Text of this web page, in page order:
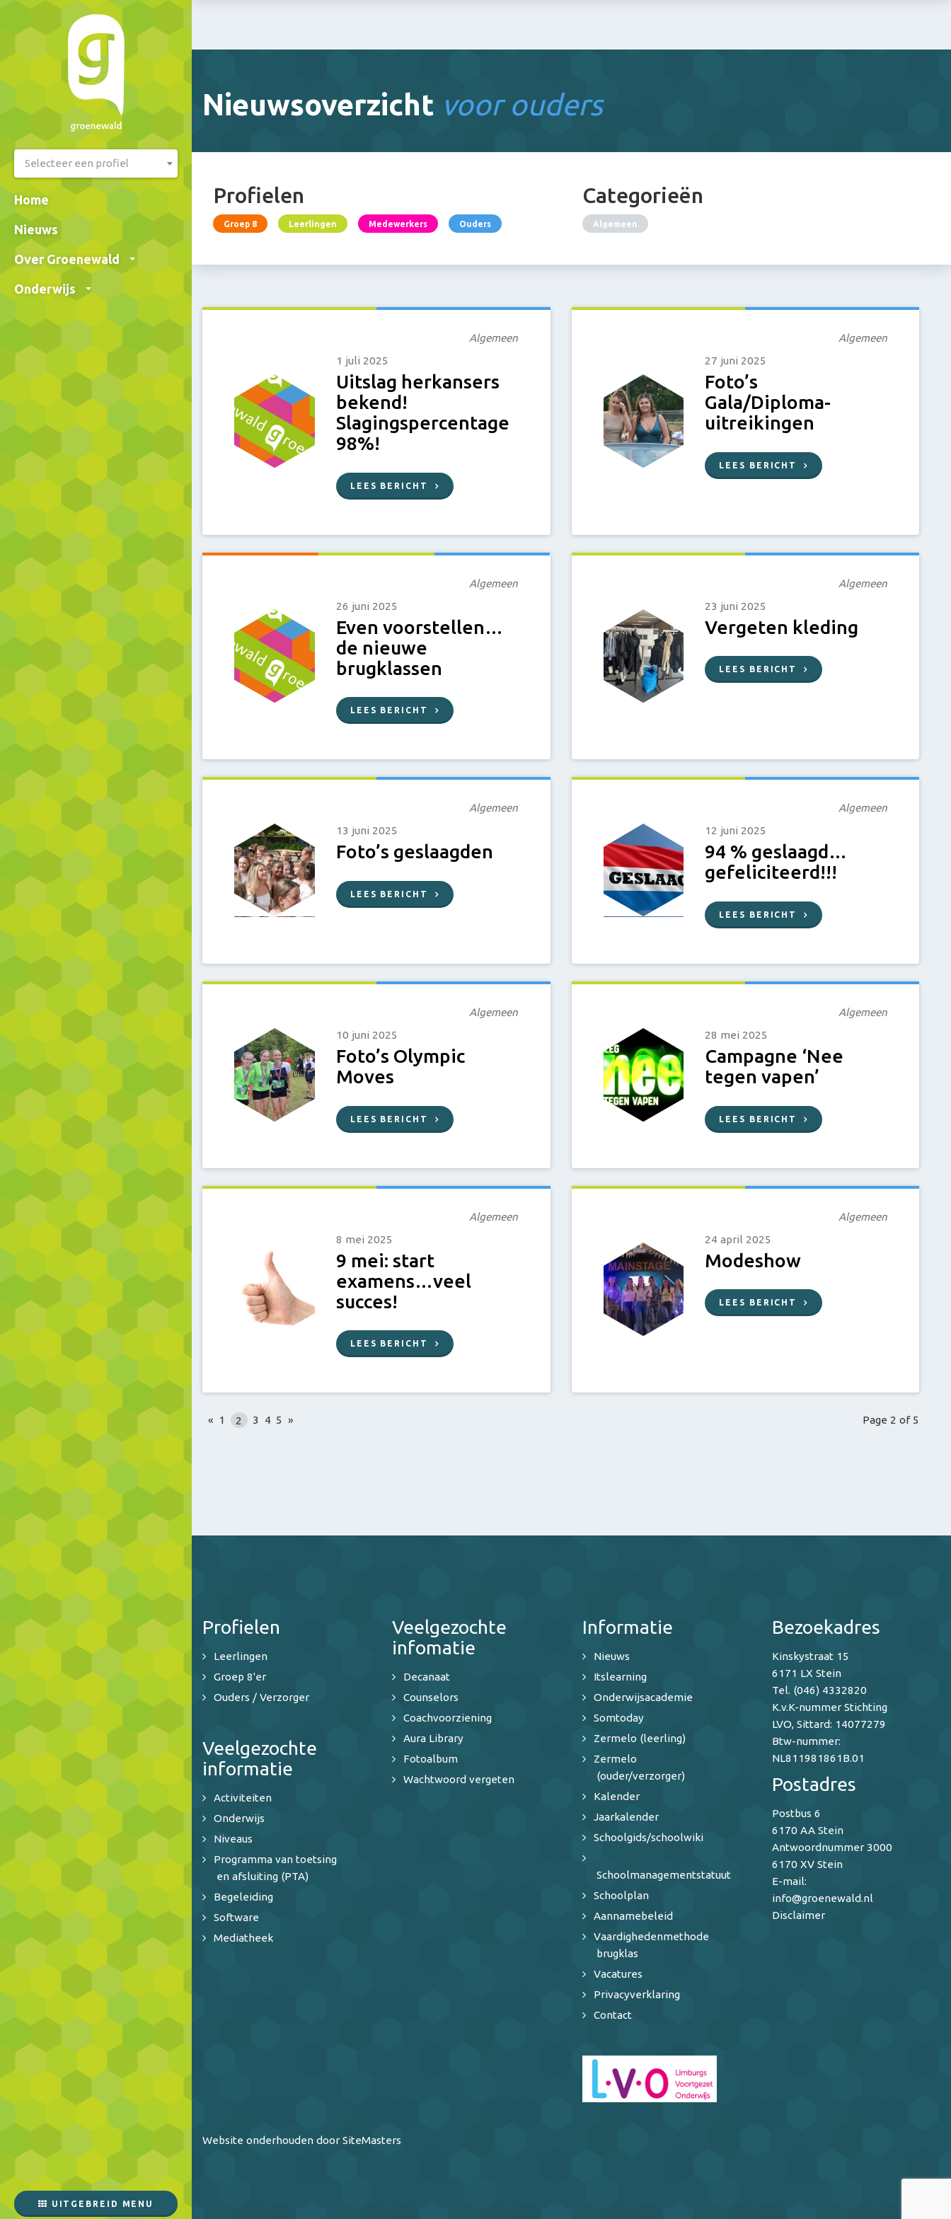
Selecteer een profiel
Home
Nieuws
Over Groenewald
Onderwijs
UITGEBREID MENU
Nieuwsoverzicht voor ouders
Profielen
Groep 8 Leerlingen Medewerkers Ouders
Categorieën
Algemeen
Algemeen
1 juli 2025
Uitslag herkansers
bekend!
Slagingspercentage
98%!
LEES BERICHT
Algemeen
27 juni 2025
Foto’s
Gala/Diploma-
uitreikingen
LEES BERICHT
Algemeen
26 juni 2025
Even voorstellen…
de nieuwe
brugklassen
LEES BERICHT
Algemeen
23 juni 2025
Vergeten kleding
LEES BERICHT
Algemeen
13 juni 2025
Foto’s geslaagden
LEES BERICHT
Algemeen
12 juni 2025
94 % geslaagd…
gefeliciteerd!!!
LEES BERICHT
Algemeen
10 juni 2025
Foto’s Olympic
Moves
LEES BERICHT
Algemeen
28 mei 2025
Campagne ‘Nee
tegen vapen’
LEES BERICHT
Algemeen
8 mei 2025
9 mei: start
examens…veel
succes!
LEES BERICHT
Algemeen
24 april 2025
Modeshow
LEES BERICHT
Page 2 of 5
« 1 2 3 4 5 »
Profielen
Leerlingen
Groep 8'er
Ouders / Verzorger
Veelgezochte
informatie
Activiteiten
Onderwijs
Niveaus
Programma van toetsing
en afsluiting (PTA)
Begeleiding
Software
Mediatheek
Veelgezochte
infomatie
Decanaat
Counselors
Coachvoorziening
Aura Library
Fotoalbum
Wachtwoord vergeten
Informatie
Nieuws
Itslearning
Onderwijsacademie
Somtoday
Zermelo (leerling)
Zermelo
(ouder/verzorger)
Kalender
Jaarkalender
Schoolgids/schoolwiki
Schoolmanagementstatuut
Schoolplan
Aannamebeleid
Vaardighedenmethode
brugklas
Vacatures
Privacyverklaring
Contact
Bezoekadres
Kinskystraat 15
6171 LX Stein
Tel. (046) 4332820
K.v.K-nummer Stichting
LVO, Sittard: 14077279
Btw-nummer:
NL811981861B.01
Postadres
Postbus 6
6170 AA Stein
Antwoordnummer 3000
6170 XV Stein
E-mail:
info@groenewald.nl
Disclaimer
Website onderhouden door SiteMasters